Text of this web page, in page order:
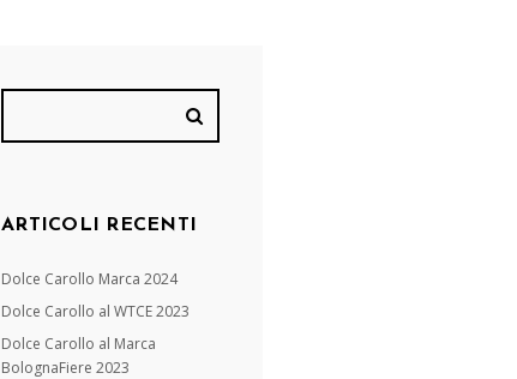
ARTICOLI RECENTI
Dolce Carollo Marca 2024
Dolce Carollo al WTCE 2023
Dolce Carollo al Marca
BolognaFiere 2023